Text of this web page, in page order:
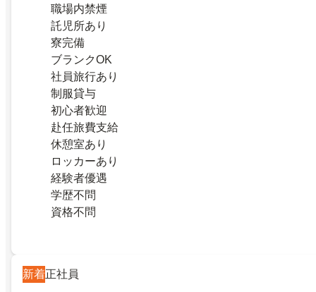
職場内禁煙
託児所あり
寮完備
ブランクOK
社員旅行あり
制服貸与
初心者歓迎
赴任旅費支給
休憩室あり
ロッカーあり
経験者優遇
学歴不問
資格不問
新着正社員